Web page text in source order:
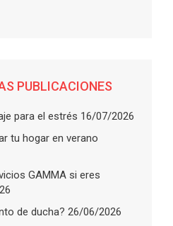
PUBLICACIONES
para el estrés 16/07/2026
tu hogar en verano
GAMMA si eres
de ducha? 26/06/2026